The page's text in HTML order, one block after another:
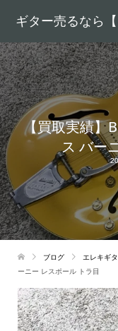
ギター売るなら
【買取実績】
ス バー
ブログ エレキギ
ーニー レスポール トラ目